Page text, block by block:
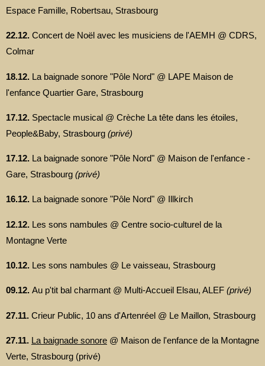
Espace Famille, Robertsau, Strasbourg
22.12. Concert de Noël avec les musiciens de l'AEMH @ CDRS,
Colmar
18.12. La baignade sonore "Pôle Nord" @ LAPE Maison de
l'enfance Quartier Gare, Strasbourg
17.12. Spectacle musical @ Crèche La tête dans les étoiles,
People&Baby, Strasbourg (privé)
17.12. La baignade sonore "Pôle Nord" @ Maison de l'enfance -
Gare, Strasbourg (privé)
16.12. La baignade sonore "Pôle Nord" @ Illkirch
12.12. Les sons nambules @ Centre socio-culturel de la
Montagne Verte
10.12. Les sons nambules @ Le vaisseau, Strasbourg
09.12. Au p'tit bal charmant @ Multi-Accueil Elsau, ALEF (privé)
27.11. Crieur Public, 10 ans d'Artenréel @ Le Maillon, Strasbourg
27.11. La baignade sonore @ Maison de l'enfance de la Montagne
Verte, Strasbourg (privé)